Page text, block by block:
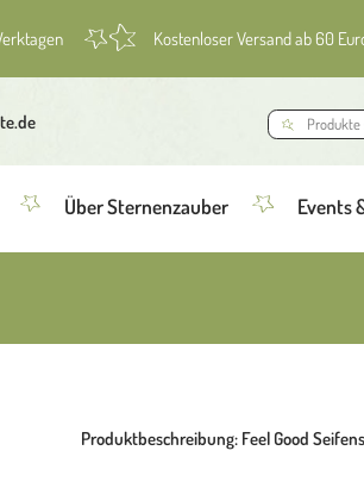
Kostenloser Versand ab 60
Über Sternenzauber Events
Produktbeschreibung: Feel Good